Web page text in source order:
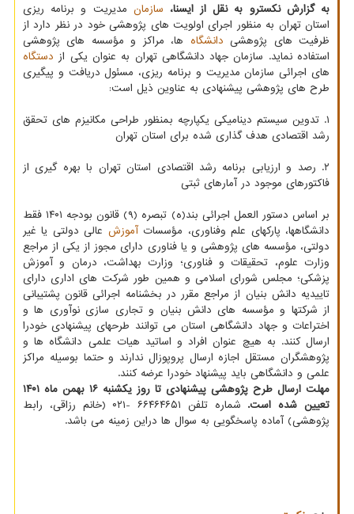
به گزارش نکسترو به نقل از ایسنا، سازمان مدیریت و برنامه ریزی
استان تهران به ‎منظور اجرای اولویت های پژوهشی خود در نظر دارد از
ظرفیت‏ های پژوهشی دانشگاه ها، مراکز و مؤسسه های پژوهشی
استفاده نماید. سازمان جهاد دانشگاهی تهران به عنوان یکی از دستگاه
های اجرائی سازمان مدیریت و برنامه ریزی، مسئول دریافت و پیگیری
طرح های پژوهشی پیشنهادی به عناوین ذیل است:
۱. تدوین سیستم دینامیکی یکپارچه بمنظور طراحی مکانیزم های تحقق
رشد اقتصادی هدف گذاری شده برای استان تهران
۲. رصد و ارزیابی برنامه رشد اقتصادی استان تهران با بهره گیری از
فاکتورهای موجود در آمارهای ثبتی
بر اساس دستور العمل اجرائی بند(ه) تبصره (۹) قانون بودجه ۱۴۰۱ فقط
دانشگاهها، پارکهای علم وفناوری، مؤسساتآموزش عالی دولتی یا غیر
دولتی، مؤسسه های پژوهشی و یا فناوری دارای مجوز از یکی از مراجع
وزارت علوم، تحقیقات و فناوری؛ وزارت بهداشت، درمان و آموزش
پزشکی؛ مجلس شورای اسلامی و همین طور شرکت های اداری دارای
تاییدیه دانش بنیان از مراجع مقرر در بخشنامه اجرائی قانون پشتیبانی
از شرکتها و مؤسسه های دانش بنیان و تجاری سازی نوآوری ها و
اختراعات و جهاد دانشگاهی استان می توانند طرحهای پیشنهادی خودرا
ارسال کنند. به هیچ عنوان افراد و اساتید هیات علمی دانشگاه ها و
پژوهشگران مستقل اجازه ارسال پروپوزال ندارند و حتما بوسیله مراکز
علمی و دانشگاهی باید پیشنهاد خودرا عرضه کنند.
مهلت ارسال طرح پژوهشی پیشنهادی تا روز یکشنبه ۱۶ بهمن ماه ۱۴۰۱
تعیین شده است.
شماره تلفن ۶۶۴۶۴۶۵۱ -۰۲۱ (خانم رزاقی، رابط
پژوهشی) آماده پاسخگویی به سوال ها دراین زمینه می باشد.